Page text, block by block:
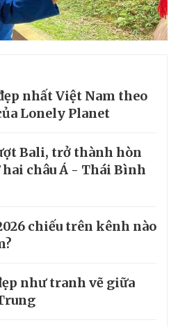
nhất Việt Nam theo
Lonely Planet
Bali, trở thành hòn
hai châu Á - Thái Bình
chiếu trên kênh nào
như tranh vẽ giữa